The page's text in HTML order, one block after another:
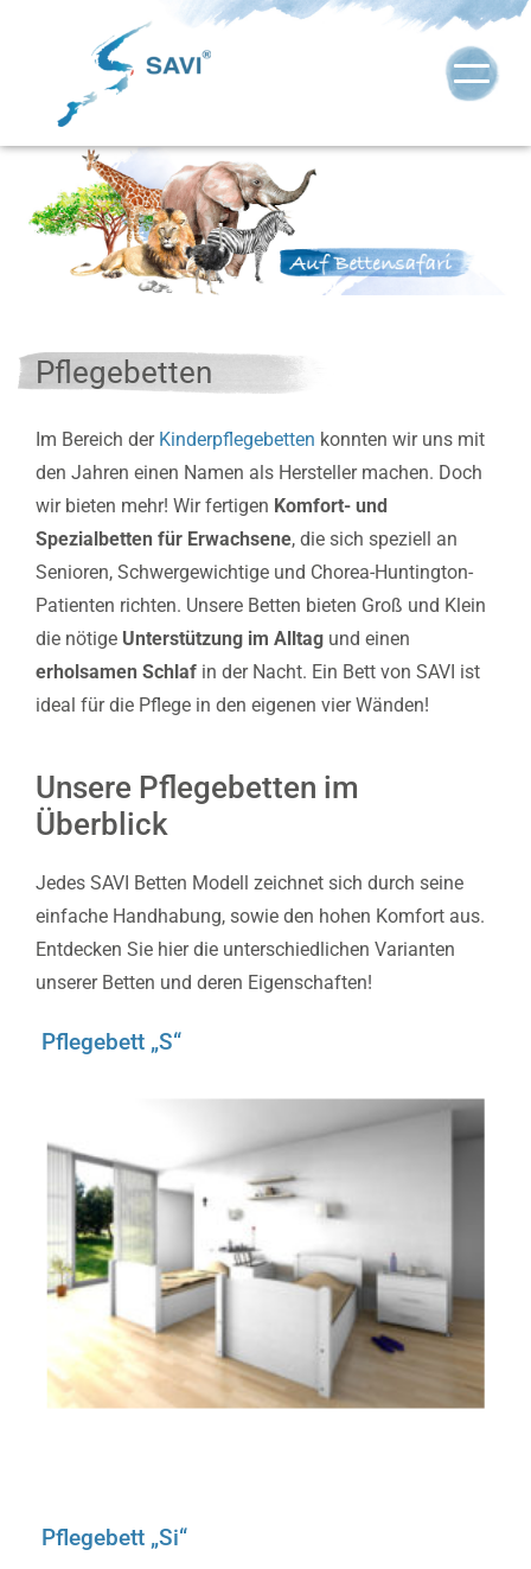
Pflegebetten
Im Bereich der Kinderpflegebetten konnten wir uns mit
den Jahren einen Namen als Hersteller machen. Doch
wir bieten mehr! Wir fertigen Komfort- und
Spezialbetten für Erwachsene, die sich speziell an
Senioren, Schwergewichtige und Chorea-Huntington-
Patienten richten. Unsere Betten bieten Groß und Klein
die nötige Unterstützung im Alltag und einen
erholsamen Schlaf in der Nacht. Ein Bett von SAVI ist
ideal für die Pflege in den eigenen vier Wänden!
Unsere Pflegebetten im
Überblick
Jedes SAVI Betten Modell zeichnet sich durch seine
einfache Handhabung, sowie den hohen Komfort aus.
Entdecken Sie hier die unterschiedlichen Varianten
unserer Betten und deren Eigenschaften!
Pflegebett „S“
Pflegebett „Si“